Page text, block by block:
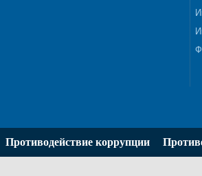
Противодействие коррупции